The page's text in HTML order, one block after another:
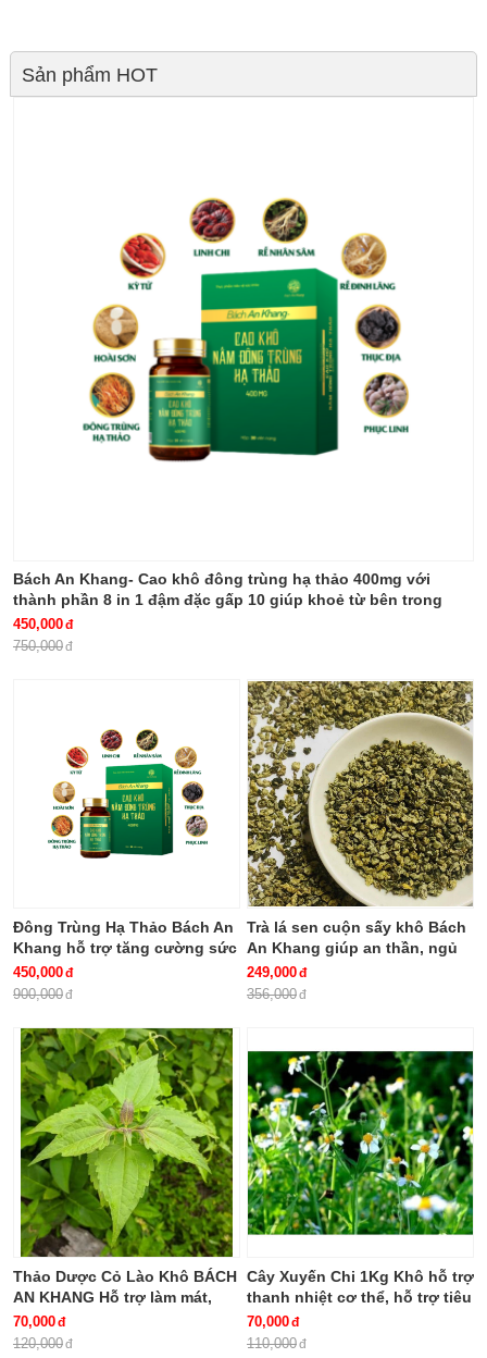
Sản phẩm HOT
Bách An Khang- Cao khô đông trùng hạ thảo 400mg với
thành phần 8 in 1 đậm đặc gấp 10 giúp khoẻ từ bên trong
bảo vệ gia đình bạn
450,000
750,000
Đông Trùng Hạ Thảo Bách An
Khang hỗ trợ tăng cường sức
khỏe, giảm mệt mỏi (hộp 30
viên)
450,000
900,000
Trà lá sen cuộn sấy khô Bách
An Khang giúp an thần, ngủ
ngon
249,000
356,000
Thảo Dược Cỏ Lào Khô BÁCH
AN KHANG Hỗ trợ làm mát,
giảm viêm, hỗ trợ tiêu hóa
70,000
120,000
Cây Xuyến Chi 1Kg Khô hỗ trợ
thanh nhiệt cơ thể, hỗ trợ tiêu
hóa BÁCH AN KHANG
70,000
110,000